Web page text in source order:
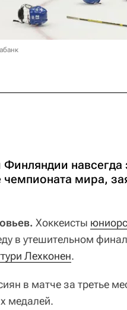
навсегда
мира,
Хоккеисты
в утешительном
Лехконен.
в матче за третье
медалей.